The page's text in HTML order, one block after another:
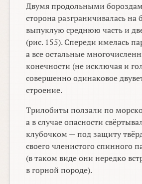
Двумя продольными
сторона разграничивалась на
выпуклую среднюю часть и
(рис. 155). Спереди имелась
а все остальные
конечности (не исключая и
совершенно одинаковое
строение.
Трилобиты ползали по
а в случае опасности
клубочком — под защиту
своего членистого спинного
(в таком виде они нередко
в горной породе).